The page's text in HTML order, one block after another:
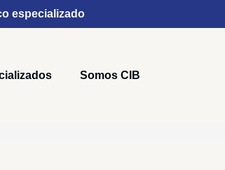
especializado
Somos CIB